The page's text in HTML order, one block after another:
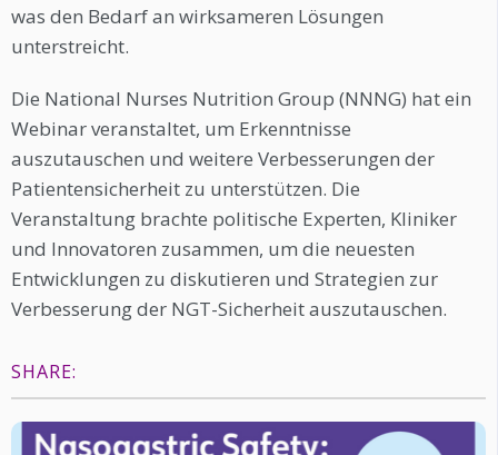
was den Bedarf an wirksameren Lösungen
unterstreicht.
Die National Nurses Nutrition Group (NNNG) hat ein
Webinar veranstaltet, um Erkenntnisse
auszutauschen und weitere Verbesserungen der
Patientensicherheit zu unterstützen. Die
Veranstaltung brachte politische Experten, Kliniker
und Innovatoren zusammen, um die neuesten
Entwicklungen zu diskutieren und Strategien zur
Verbesserung der NGT-Sicherheit auszutauschen.
SHARE: